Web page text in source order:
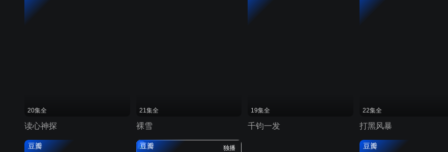
20集全
读心神探
21集全
裸雪
19集全
千钧一发
22集全
打黑风暴
豆瓣 独播
豆瓣 豆瓣